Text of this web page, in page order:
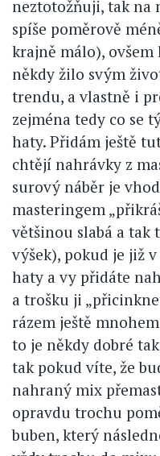
neztotožňuji, tak na
spíše poměrově
krajně málo),
někdy žilo svým
trendu, a vlastně i
zejména tedy co se
haty. Přidám ještě
chtějí nahrávky z
surový náběr je
masteringem
většinou slabá a tak
výšek), pokud je již
haty a vy přidáte
a trošku ji
rázem ještě
to je někdy dobré
tak pokud víte, že
nahraný mix
opravdu trochu
buben, který